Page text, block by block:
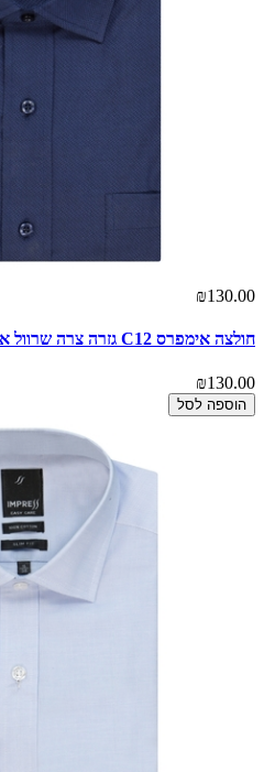
₪130.00
חולצה אימפרס C12 גזרה צרה שרוול ארוך
₪130.00
הוספה לסל